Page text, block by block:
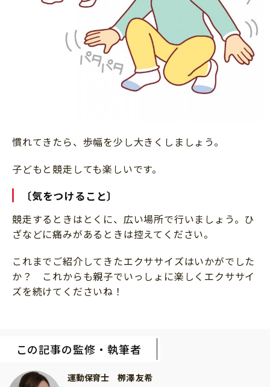
慣れてきたら、歩幅を少し大きくしましょう。
子どもと競走しても楽しいです。
〔気をつけること〕
競走するときはとくに、広い場所で行いましょう。ひ
ざなどに痛みがあるときは控えてください。
これまでご紹介してきたエクササイズはいかがでした
か？ これからも親子でいっしょに楽しくエクササイ
ズを続けてくださいね！
この記事の監修・執筆者
運動保育士 栁澤 友希